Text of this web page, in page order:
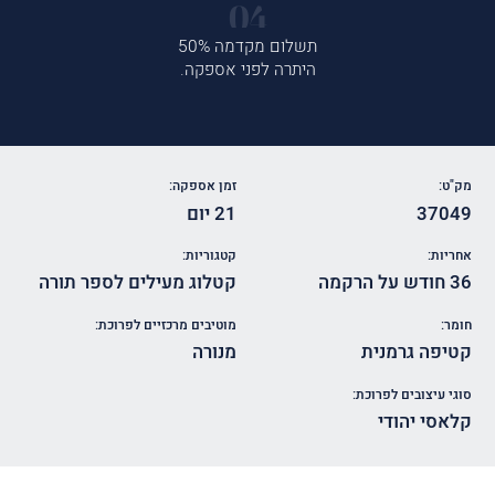
תשלום מקדמה 50%
היתרה לפני אספקה.
מק"ט:
37049
זמן אספקה:
21 יום
אחריות:
36 חודש על הרקמה
קטגוריות:
קטלוג מעילים לספר תורה
חומר:
קטיפה גרמנית
מוטיבים מרכזיים לפרוכת:
מנורה
סוגי עיצובים לפרוכת:
קלאסי יהודי